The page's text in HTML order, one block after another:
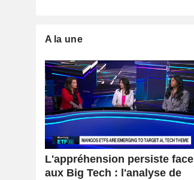
A la une
L'appréhension persiste face
aux Big Tech : l'analyse de